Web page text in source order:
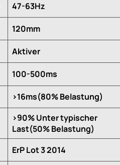
47-63Hz
120mm
Aktiver
100-500ms
>16ms(80% Belastung)
>90% Unter typischer
Last(50% Belastung)
ErP Lot 3 2014